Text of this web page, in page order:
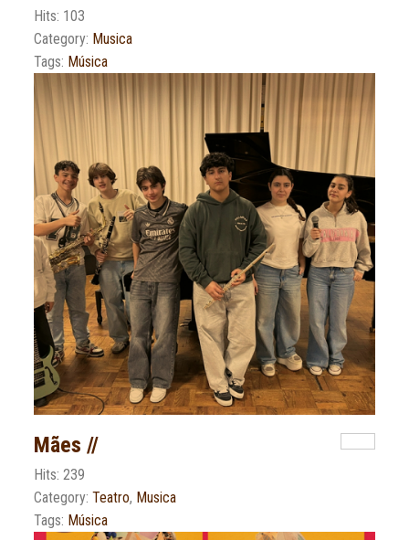
Hits: 103
Category: Musica
Tags: Música
Mães //
Hits: 239
Category:Teatro, Musica
Tags: Música